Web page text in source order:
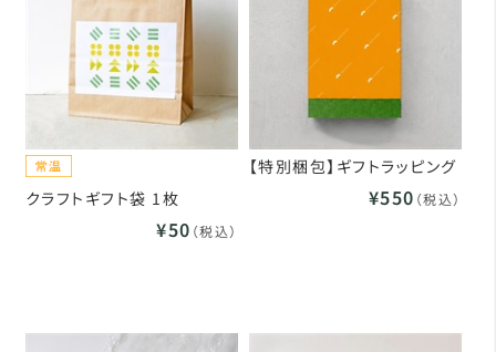
クラフトギフト袋 1枚
¥50 （税込）
【特別梱包】ギフトラッピング
¥550 （税込）